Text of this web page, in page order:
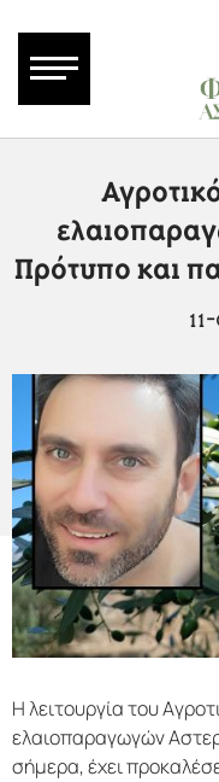
Πρότυπο και
Η λειτουργία του
ελαιοπαραγωγών
σήμερα, έχει